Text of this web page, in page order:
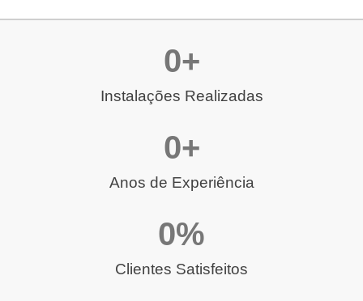
Instalações Realizadas
0+
Anos de Experiência
0+
Clientes Satisfeitos
0%